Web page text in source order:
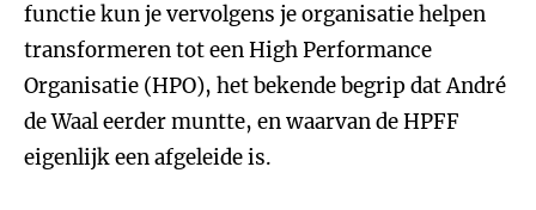
functie kun je vervolgens je organisatie helpen
transformeren tot een High Performance
Organisatie (HPO), het bekende begrip dat André
de Waal eerder muntte, en waarvan de HPFF
eigenlijk een afgeleide is.